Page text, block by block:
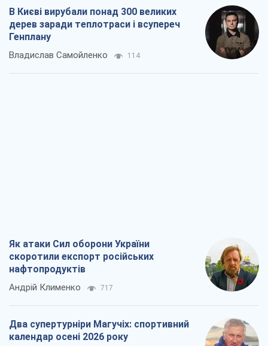
В Києві вирубали понад 300 великих
дерев заради теплотраси і всупереч
Генплану
Владислав Самойленко 114
Як атаки Сил оборони України
скоротили експорт російських
нафтопродуктів
Андрій Клименко 717
Два супертурніри Магучіх: спортивний
календар осені 2026 року